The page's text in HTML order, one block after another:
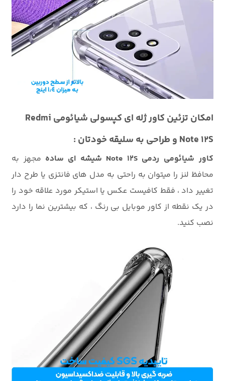
امکان تزئین کاور ژله ای کپسولی شیائومی Redmi
Note 12S و طراحی به سلیقه خودتان :
کاور شیائومی ردمی Note 12S شیشه ای ساده
مجهز به
محافظ لنز را میتوان به راحتی به مدل های فانتزی یا طرح دار
تغییر داد ، فقط کافیست عکس یا استیکر مورد علاقه خود را
در یک نقطه از کاور موبایل بی رنگ ، که بیشترین نما را دارد
نصب کنید.